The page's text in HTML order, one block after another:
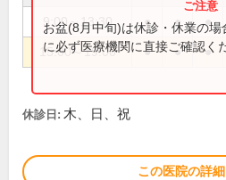
9:00～13:30 ● ● ●
15:00～19:00 ● ● ●
お盆(8月中旬)は休診・休業の
に必ず医療機関に直接ご確認く
休診日: 木、日、祝
この医院の詳